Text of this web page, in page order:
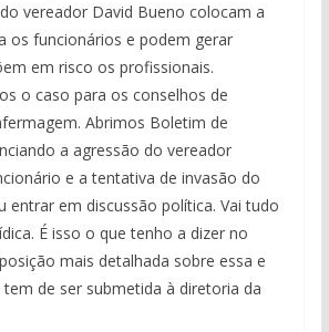
vereador David Bueno colocam a
os funcionários e podem gerar
em risco os profissionais.
o caso para os conselhos de
Abrimos Boletim de
a agressão do vereador
e a tentativa de invasão do
entrar em discussão política. Vai tudo
É isso o que tenho a dizer no
mais detalhada sobre essa e
de ser submetida à diretoria da